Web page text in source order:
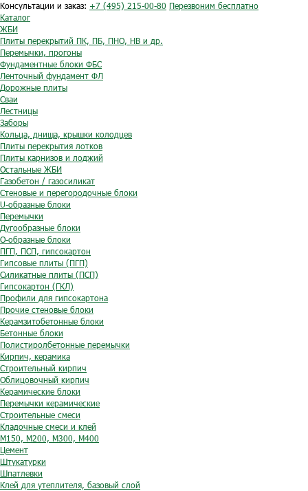
Консультации и заказ: +7 (495) 215-00-80 Перезвоним бесплатно
Каталог
ЖБИ
Плиты перекрытий ПК, ПБ, ПНО, НВ и др.
Перемычки, прогоны
Фундаментные блоки ФБС
Ленточный фундамент ФЛ
Дорожные плиты
Сваи
Лестницы
Заборы
Кольца, днища, крышки колодцев
Плиты перекрытия лотков
Плиты карнизов и лоджий
Остальные ЖБИ
Газобетон / газосиликат
Стеновые и перегородочные блоки
U-образные блоки
Перемычки
Дугообразные блоки
O-образные блоки
ПГП, ПСП, гипсокартон
Гипсовые плиты (ПГП)
Силикатные плиты (ПСП)
Гипсокартон (ГКЛ)
Профили для гипсокартона
Прочие стеновые блоки
Керамзитобетонные блоки
Бетонные блоки
Полистиролбетонные перемычки
Кирпич, керамика
Строительный кирпич
Облицовочный кирпич
Керамические блоки
Перемычки керамические
Строительные смеси
Кладочные смеси и клей
М150, М200, М300, М400
Цемент
Штукатурки
Шпатлевки
Клей для утеплителя, базовый слой